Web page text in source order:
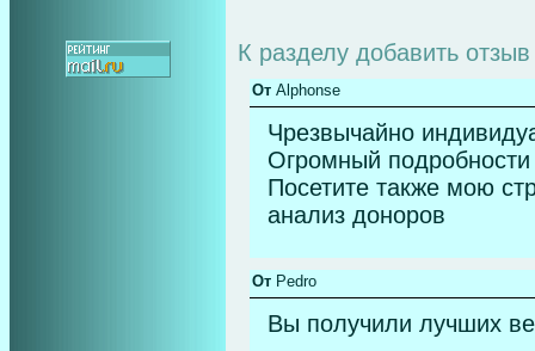
К разделу добавить отзыв
От Alphonse
Чрезвычайно
Огромный
Посетите также мою
анализ доноров
От Pedro
Вы получили лучших